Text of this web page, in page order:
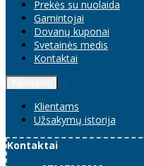
Prekės su nuolaida
Gamintojai
Dovanų kuponai
Svetainės medis
Kontaktai
Klientams
Užsakymų istorija
Kontaktai